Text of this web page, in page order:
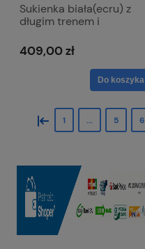
Sukienka biała(ecru) z
długim trenem i
Selena ślubna
409,00 zł
Do koszyka
« 1 ... 5 6